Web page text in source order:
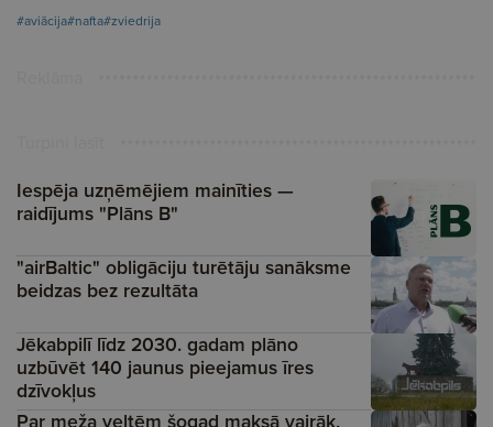
#aviācija#nafta#zviedrija
Iespēja uzņēmējiem mainīties —
raidījums "Plāns B"
"airBaltic" obligāciju turētāju sanāksme
beidzas bez rezultāta
Jēkabpilī līdz 2030. gadam plāno
uzbūvēt 140 jaunus pieejamus īres
dzīvokļus